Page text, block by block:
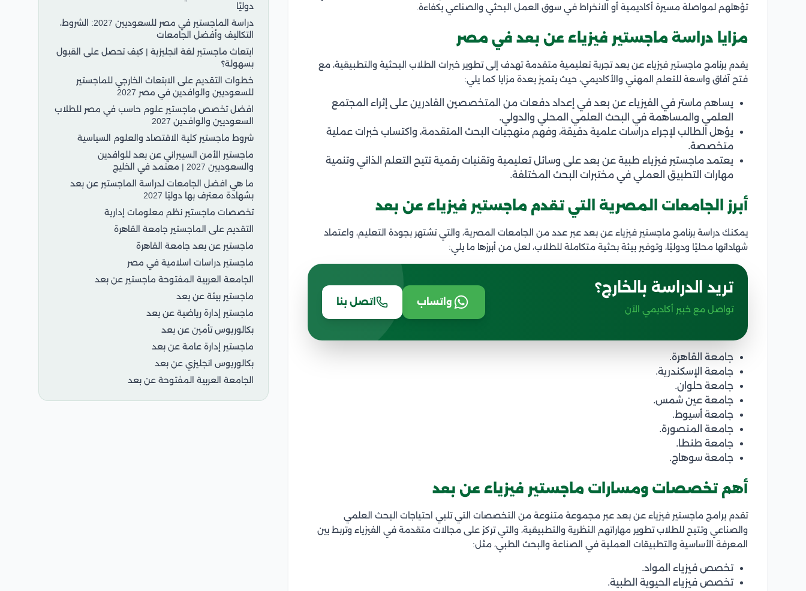
تؤهلهم لمواصلة مسيرة أكاديمية أو الانخراط في سوق العمل البحثي والصناعي بكفاءة.
مزايا دراسة ماجستير فيزياء عن بعد في مصر
يقدم برنامج ماجستير فيزياء عن بعد تجربة تعليمية متقدمة تهدف إلى تطوير خبرات الطلاب البحثية والتطبيقية، مع
فتح آفاق واسعة للتعلم المهني والأكاديمي، حيث يتميز بعدة مزايا كما يلي:
يساهم ماستر في الفيزياء عن بعد في إعداد دفعات من المتخصصين القادرين على إثراء المجتمع
العلمي والمساهمة في البحث العلمي المحلي والدولي.
يؤهل الطالب لإجراء دراسات علمية دقيقة، وفهم منهجيات البحث المتقدمة، واكتساب خبرات عملية
متخصصة.
يعتمد ماجستير فيزياء طبية عن بعد على وسائل تعليمية وتقنيات رقمية تتيح التعلم الذاتي وتنمية
مهارات التطبيق العملي في مختبرات البحث المختلفة.
أبرز الجامعات المصرية التي تقدم ماجستير فيزياء عن بعد
يمكنك دراسة برنامج ماجستير فيزياء عن بعد عبر عدد من الجامعات المصرية، والتي تشتهر بجودة التعليم، واعتماد
شهاداتها محليًا ودوليًا، وتوفير بيئة بحثية متكاملة للطلاب، لعل من أبرزها ما يلي:
تريد الدراسة بالخارج؟
تواصل مع خبير أكاديمي الآن
واتساب اتصل بنا
جامعة القاهرة.
جامعة الإسكندرية.
جامعة حلوان.
جامعة عين شمس.
جامعة أسيوط.
جامعة المنصورة.
جامعة طنطا.
جامعة سوهاج.
أهم تخصصات ومسارات ماجستير فيزياء عن بعد
تقدم برامج ماجستير فيزياء عن بعد عبر مجموعة متنوعة من التخصصات التي تلبي احتياجات البحث العلمي
والصناعي وتتيح للطلاب تطوير مهاراتهم النظرية والتطبيقية، والتي تركز على مجالات متقدمة في الفيزياء وتربط بين
المعرفة الأساسية والتطبيقات العملية في الصناعة والبحث الطبي، مثل:
تخصص فيزياء المواد.
تخصص فيزياء الحيوية الطبية.
دوليًا
دراسة الماجستير في مصر للسعوديين 2027: الشروط،
التكاليف وأفضل الجامعات
ابتعاث ماجستير لغة انجليزية | كيف تحصل على القبول
بسهولة؟
خطوات التقديم على الابتعاث الخارجي للماجستير
للسعوديين والوافدين في مصر 2027
افضل تخصص ماجستير علوم حاسب في مصر للطلاب
السعوديين والوافدين 2027
شروط ماجستير كلية الاقتصاد والعلوم السياسية
ماجستير الأمن السيبراني عن بعد للوافدين
والسعوديين 2027 | معتمد في الخليج
ما هي افضل الجامعات لدراسة الماجستير عن بعد
بشهادة معترف بها دوليًا 2027
تخصصات ماجستير نظم معلومات إدارية
التقديم على الماجستير جامعة القاهرة
ماجستير عن بعد جامعة القاهرة
ماجستير دراسات اسلامية في مصر
الجامعة العربية المفتوحة ماجستير عن بعد
ماجستير بيئة عن بعد
ماجستير إدارة رياضية عن بعد
بكالوريوس تأمين عن بعد
ماجستير إدارة عامة عن بعد
بكالوريوس انجليزي عن بعد
الجامعة العربية المفتوحة عن بعد